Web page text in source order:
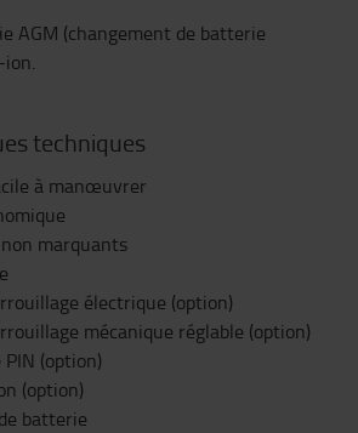
AGM (changement de batterie
techniques
à manœuvrer
marquants
électrique (option)
mécanique réglable (option)
(option)
(option)
batterie